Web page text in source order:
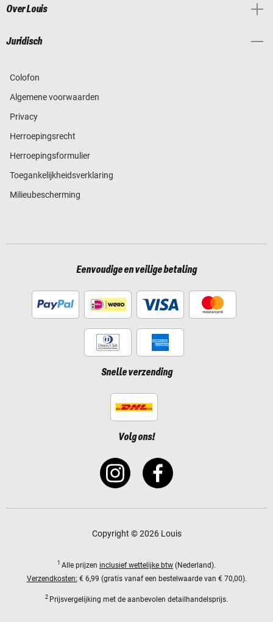
Over Louis
Juridisch
Colofon
Algemene voorwaarden
Privacy
Herroepingsrecht
Herroepingsformulier
Toegankelijkheidsverklaring
Milieubescherming
Eenvoudige en veilige betaling
Snelle verzending
Volg ons!
Copyright © 2026 Louis
1 Alle prijzen inclusief wettelijke btw (Nederland).
Verzendkosten: € 6,99 (gratis vanaf een bestelwaarde van € 70,00).
2 Prijsvergelijking met de aanbevolen detailhandelsprijs.